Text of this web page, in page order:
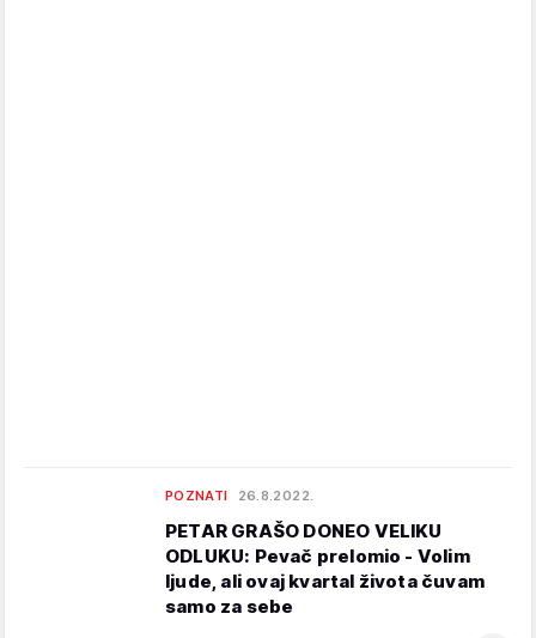
POZNATI 26.8.2022.
PETAR GRAŠO DONEO VELIKU
ODLUKU: Pevač prelomio - Volim
ljude, ali ovaj kvartal života čuvam
samo za sebe